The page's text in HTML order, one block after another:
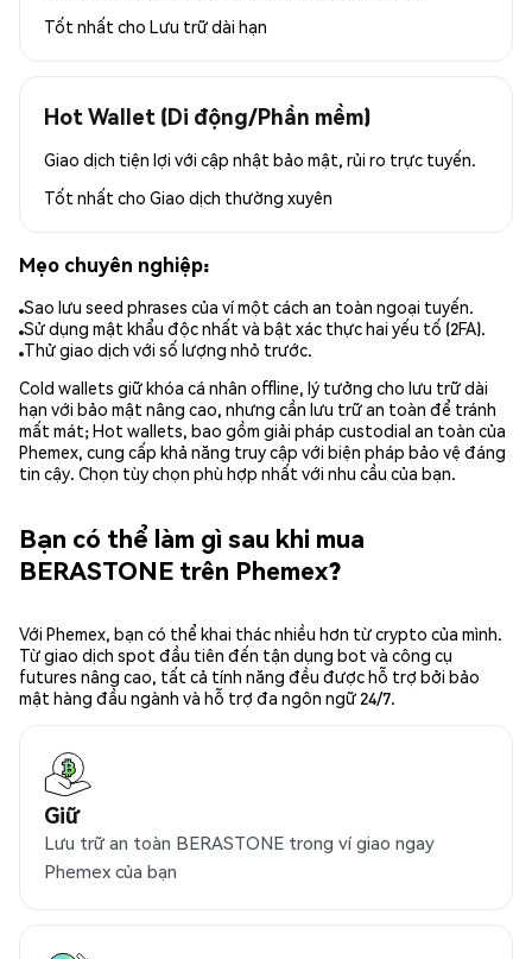
Tốt nhất cho Lưu trữ dài hạn
Hot Wallet (Di động/Phần mềm)
Giao dịch tiện lợi với cập nhật bảo mật, rủi ro trực tuyến.
Tốt nhất cho Giao dịch thường xuyên
Mẹo chuyên nghiệp:
Sao lưu seed phrases của ví một cách an toàn ngoại tuyến.
Sử dụng mật khẩu độc nhất và bật xác thực hai yếu tố (2FA).
Thử giao dịch với số lượng nhỏ trước.
Cold wallets giữ khóa cá nhân offline, lý tưởng cho lưu trữ dài
hạn với bảo mật nâng cao, nhưng cần lưu trữ an toàn để tránh
mất mát; Hot wallets, bao gồm giải pháp custodial an toàn của
Phemex, cung cấp khả năng truy cập với biện pháp bảo vệ đáng
tin cậy. Chọn tùy chọn phù hợp nhất với nhu cầu của bạn.
Bạn có thể làm gì sau khi mua
BERASTONE trên Phemex?
Với Phemex, bạn có thể khai thác nhiều hơn từ crypto của mình.
Từ giao dịch spot đầu tiên đến tận dụng bot và công cụ
futures nâng cao, tất cả tính năng đều được hỗ trợ bởi bảo
mật hàng đầu ngành và hỗ trợ đa ngôn ngữ 24/7.
Giữ
Lưu trữ an toàn BERASTONE trong ví giao ngay
Phemex của bạn